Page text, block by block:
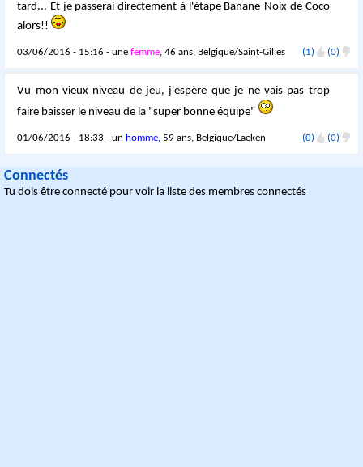
tard... Et je passerai directement à l'étape Banane-Noix de Coco
alors!!
03/06/2016 - 15:16 - unefemme, 46 ans, Belgique/Saint-Gilles (1) (0)
Vu mon vieux niveau de jeu, j'espère que je ne vais pas trop
faire baisser le niveau de la "super bonne équipe"
01/06/2016 - 18:33 - un homme, 59 ans, Belgique/Laeken (0) (0)
Connectés
Tu dois être connecté pour voir la liste des membres connectés